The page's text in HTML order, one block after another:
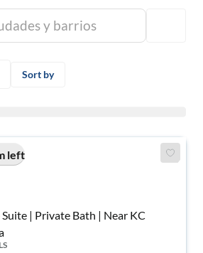
Sort by
left
| Private Bath | Near KC